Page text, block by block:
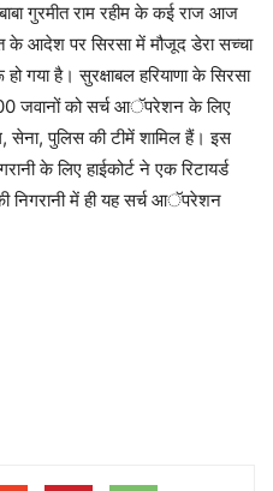
गुरमीत राम रहीम के कई राज आज
आदेश पर सिरसा में मौजूद डेरा सच्चा
है। सुरक्षाबल हरियाणा के सिरसा
जवानों को सर्च आॅपरेशन के लिए
सेना, पुलिस की टीमें शामिल हैं। इस
के लिए हाईकोर्ट ने एक रिटायर्ड
निगरानी में ही यह सर्च आॅपरेशन